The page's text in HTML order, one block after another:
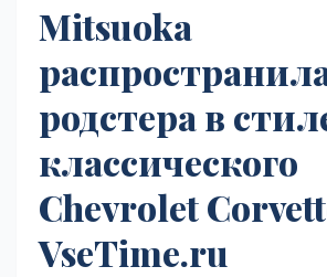
Mitsuoka
родстера в
классического
Chevrolet
VseTime.ru